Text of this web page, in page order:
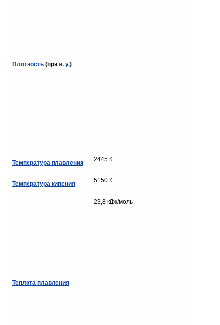
Плотность (при н. у.)
Температура плавления 2445 K
Температура кипения 5150 K
Теплота плавления
23,8 кДж/моль